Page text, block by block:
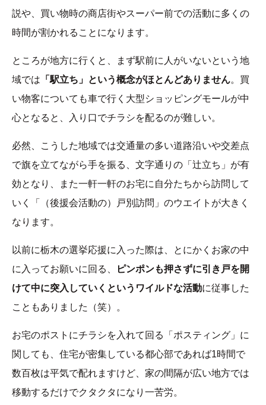
説や、買い物時の商店街やスーパー前での活動に多くの
時間が割かれることになります。
ところが地方に行くと、まず駅前に人がいないという地
域では 「駅立ち」という概念がほとんどありません。買
い物客についても車で行く大型ショッピングモールが中
心となると、入り口でチラシを配るのが難しい。
必然、こうした地域では交通量の多い道路沿いや交差点
で旗を立てながら手を振る、文字通りの「辻立ち」が有
効となり、また一軒一軒のお宅に自分たちから訪問して
いく「（後援会活動の）戸別訪問」のウエイトが大きく
なります。
以前に栃木の選挙応援に入った際は、とにかくお家の中
に入ってお願いに回る、
ピンポンも押さずに引き戸を開
けて中に突入していくというワイルドな活動に従事した
こともありました（笑）。
お宅のポストにチラシを入れて回る「ポスティング」に
関しても、住宅が密集している都心部であれば1時間で
数百枚は平気で配れますけど、家の間隔が広い地方では
移動するだけでクタクタになり一苦労。